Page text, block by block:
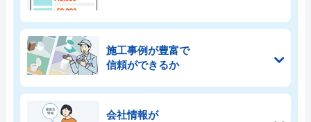
施工事例が豊富で
信頼ができるか
会社情報が